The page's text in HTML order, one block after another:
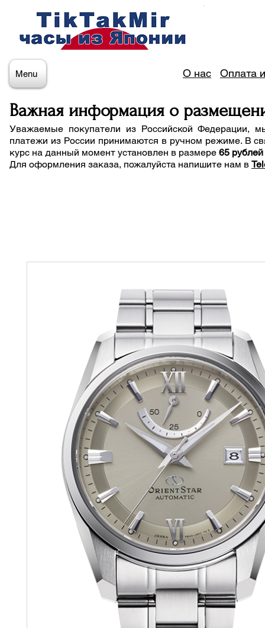
Menu О нас Оплата
Важная информация о
Уважаемые покупатели из Российской Федерации,
платежи из России принимаются в ручном режиме. В
курс на данный момент установлен в размере 65
Для оформления заказа, пожалуйста напишите нам в